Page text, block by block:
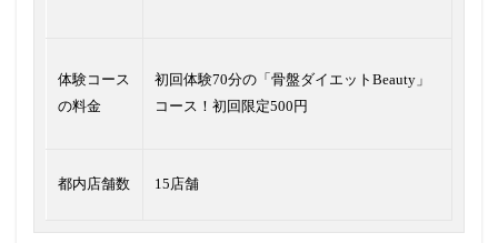
体験コース
の料金
初回体験70分の「骨盤ダイエットBeauty」
コース！初回限定500円
都内店舗数 15店舗